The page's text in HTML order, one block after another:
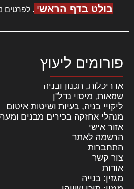
בולט בדף הראשי . לפרטים
פורומים ליעוץ
אדריכלות, תכנון ובניה
שמאות, מיסוי נדל"ן
ליקויי בניה, בעיות ושיטות איטום
מנהלי אחזקה בכירים מבנים
אזור אישי
הרשמה לאתר
התחברות
צור קשר
אודות
מגזין: בנייה